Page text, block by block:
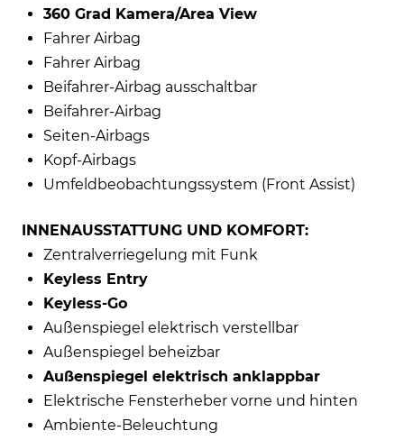
360 Grad Kamera/Area View
Fahrer Airbag
Fahrer Airbag
Beifahrer-Airbag ausschaltbar
Beifahrer-Airbag
Seiten-Airbags
Kopf-Airbags
Umfeldbeobachtungssystem (Front Assist)
INNENAUSSTATTUNG UND KOMFORT:
Zentralverriegelung mit Funk
Keyless Entry
Keyless-Go
Außenspiegel elektrisch verstellbar
Außenspiegel beheizbar
Außenspiegel elektrisch anklappbar
Elektrische Fensterheber vorne und hinten
Ambiente-Beleuchtung